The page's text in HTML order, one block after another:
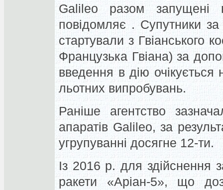
Galileo разом
повідомляє . Супутники
стартували з Гвіанського
Французька Гвіана) за
введення в дію
льотних випробувань.
Раніше агентство
апаратів Galileo, за
угрупуванні досягне 12-ти.
Із 2016 р. для здійснення
ракети «Аріан-5», що